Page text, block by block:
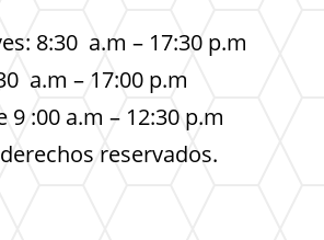
8:30 a.m – 17:30 p.m
a.m – 17:00 p.m
9 :00 a.m – 12:30 p.m
reservados.